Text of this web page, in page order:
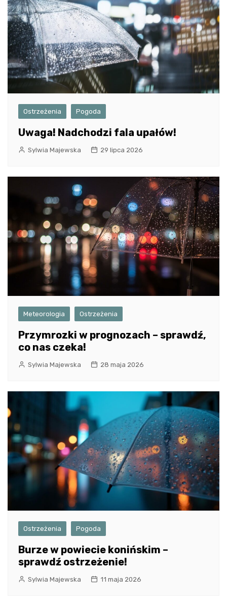
Ostrzeżenia Pogoda
Uwaga! Nadchodzi fala upałów!
Sylwia Majewska 29 lipca 2026
Meteorologia Ostrzeżenia
Przymrozki w prognozach – sprawdź,
co nas czeka!
Sylwia Majewska 28 maja 2026
Ostrzeżenia Pogoda
Burze w powiecie konińskim –
sprawdź ostrzeżenie!
Sylwia Majewska 11 maja 2026